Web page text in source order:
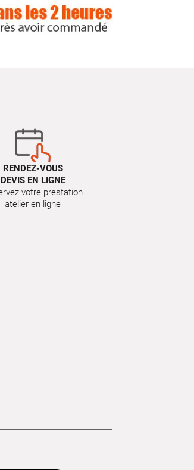
RENDEZ-VOUS
DEVIS EN LIGNE
votre prestation
atelier en ligne